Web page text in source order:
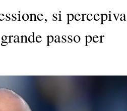
si percepiva
passo per